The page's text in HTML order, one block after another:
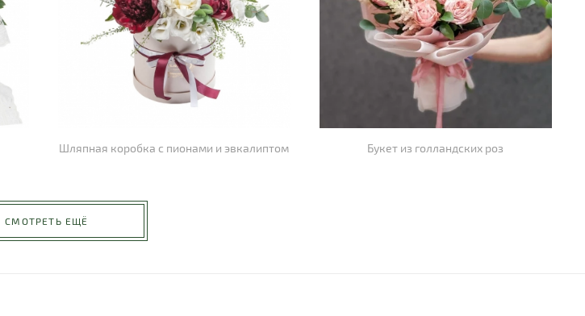
Шляпная коробка с пионами и эвкалиптом Букет из голландских роз
СМОТРЕТЬ ЕЩЁ